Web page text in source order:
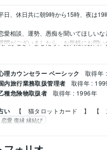
日、休日共に朝9時から15時、夜は19
愛相談、運勢、愚痴を聞いてほしい
問がございましたら、お気軽にお問
理カウンセラー ベーシック 取得年
内旅行業務取扱管理者 取得年 :
種危険物取扱者 取得年 : 1996年
い 【　猫タロットカード　】 【
恋愛 復縁 縁結び